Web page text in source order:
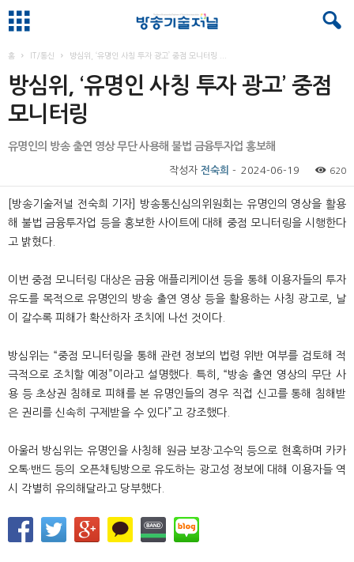
홈 IT/통신 방심위, ‘유명인 사칭 투자 광고’ 중점 모니터링 ...
방심위, ‘유명인 사칭 투자 광고’ 중점
모니터링
유명인의 방송 출연 영상 무단 사용해 불법 금융투자업 홍보해
작성자 전숙희 - 2024-06-19 620
[방송기술저널 전숙희 기자] 방송통신심의위원회는 유명인의 영상을 활용
해 불법 금융투자업 등을 홍보한 사이트에 대해 중점 모니터링을 시행한다
고 밝혔다.
이번 중점 모니터링 대상은 금융 애플리케이션 등을 통해 이용자들의 투자
유도를 목적으로 유명인의 방송 출연 영상 등을 활용하는 사칭 광고로, 날
이 갈수록 피해가 확산하자 조치에 나선 것이다.
방심위는 “중점 모니터링을 통해 관련 정보의 법령 위반 여부를 검토해 적
극적으로 조치할 예정”이라고 설명했다. 특히, “방송 출연 영상의 무단 사
용 등 초상권 침해로 피해를 본 유명인들의 경우 직접 신고를 통해 침해받
은 권리를 신속히 구제받을 수 있다”고 강조했다.
아울러 방심위는 유명인을 사칭해 원금 보장·고수익 등으로 현혹하며 카카
오톡·밴드 등의 오픈채팅방으로 유도하는 광고성 정보에 대해 이용자들 역
시 각별히 유의해달라고 당부했다.